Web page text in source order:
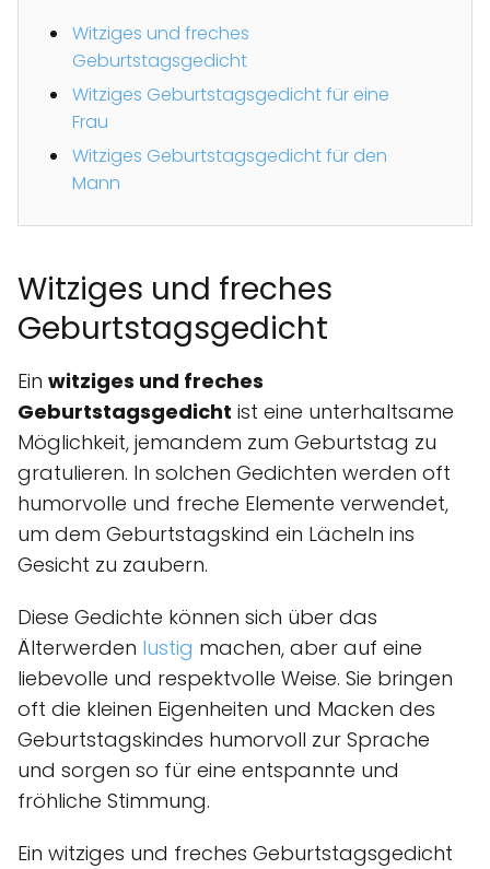
Witziges und freches
Geburtstagsgedicht
Witziges Geburtstagsgedicht für eine
Frau
Witziges Geburtstagsgedicht für den
Mann
Witziges und freches
Geburtstagsgedicht
Ein witziges und freches
Geburtstagsgedicht ist eine unterhaltsame
Möglichkeit, jemandem zum Geburtstag zu
gratulieren. In solchen Gedichten werden oft
humorvolle und freche Elemente verwendet,
um dem Geburtstagskind ein Lächeln ins
Gesicht zu zaubern.
Diese Gedichte können sich über das
Älterwerden lustig machen, aber auf eine
liebevolle und respektvolle Weise. Sie bringen
oft die kleinen Eigenheiten und Macken des
Geburtstagskindes humorvoll zur Sprache
und sorgen so für eine entspannte und
fröhliche Stimmung.
Ein witziges und freches Geburtstagsgedicht